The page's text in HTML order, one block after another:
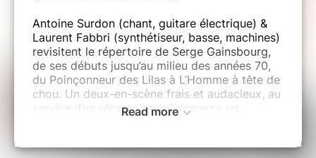
Antoine Surdon (chant, guitare électrique) &
Laurent Fabbri (synthétiseur, basse, machines)
revisitent le répertoire de Serge Gainsbourg,
de ses débuts jusqu’au milieu des années 70,
du Poinçonneur des Lilas à L’Homme à tête de
chou. Un deux-en-scène frais et audacieux, au
service d’un répertoire qui demeure un
Read more